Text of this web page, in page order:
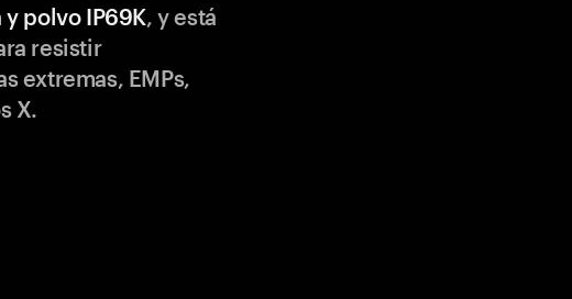
polvo IP69K, y está
resistir
extremas, EMPs,
X.